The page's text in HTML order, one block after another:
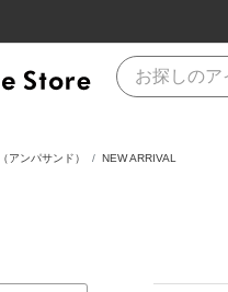
アンパサンド） NEW ARRIVAL